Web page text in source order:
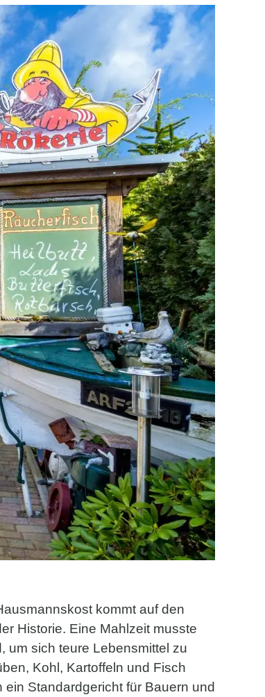
kommt auf den
Historie. Eine Mahlzeit musste
um sich teure Lebensmittel zu
Kohl, Kartoffeln und Fisch
Standardgericht für Bauern und